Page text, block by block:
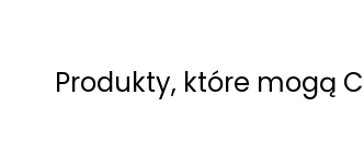
Produkty, które mogą